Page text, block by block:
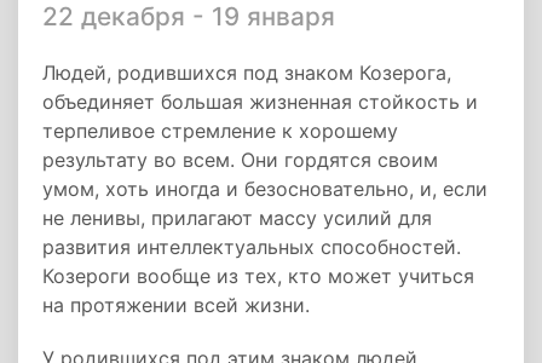
22 декабря - 19 января
Людей, родившихся под знаком Козерога,
объединяет большая жизненная стойкость и
терпеливое стремление к хорошему
результату во всем. Они гордятся своим
умом, хоть иногда и безосновательно, и, если
не ленивы, прилагают массу усилий для
развития интеллектуальных способностей.
Козероги вообще из тех, кто может учиться
на протяжении всей жизни.
У родившихся под этим знаком людей